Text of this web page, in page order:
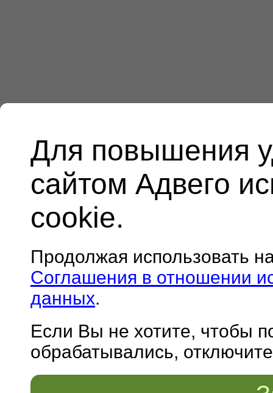
Для повышения
сайтом Адвего
cookie.
Продолжая использовать
Соглашения в отношении
данных.
Если Вы не хотите, чтобы
обрабатывались,